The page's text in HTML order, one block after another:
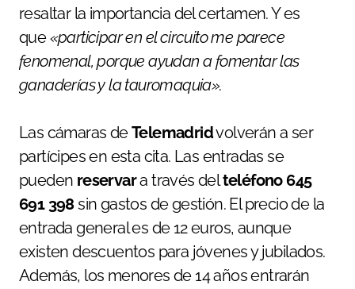
resaltar la importancia del certamen. Y es
que«participar en el circuito me parece
fenomenal, porque ayudan a fomentar las
ganaderías y la tauromaquia».
Las cámaras deTelemadridvolverán a ser
partícipes en esta cita. Las entradas se
pueden reservara través delteléfono 645
691 398sin gastos de gestión. El precio de la
entrada general es de 12 euros, aunque
existen descuentos para jóvenes y jubilados.
Además, los menores de 14 años entrarán